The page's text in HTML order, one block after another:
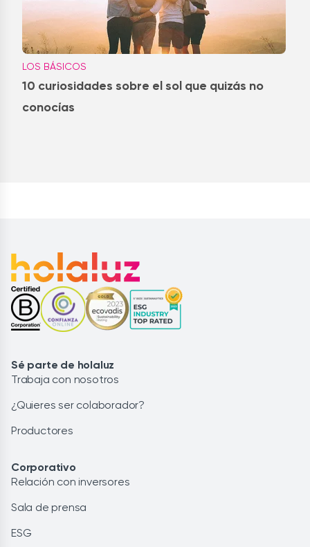
LOS BÁSICOS
10 curiosidades sobre el sol que quizás no
conocías
Sé parte de holaluz
Trabaja con nosotros
¿Quieres ser colaborador?
Productores
Corporativo
Relación con inversores
Sala de prensa
ESG